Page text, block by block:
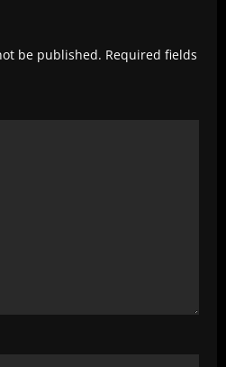
be published. Required fields